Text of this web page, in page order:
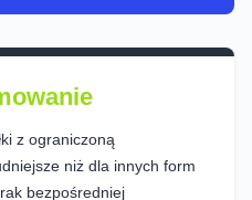
z ograniczoną
niż dla innych form
bezpośredniej